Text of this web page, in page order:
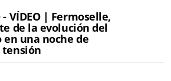
- VÍDEO | Fermoselle,
de la evolución del
en una noche de